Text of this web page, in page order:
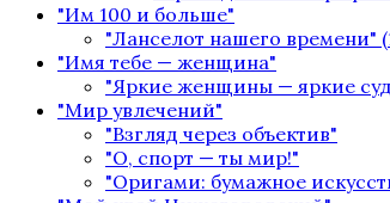
"Им 100 и больше"
"Ланселот нашего времени"
"Имя тебе — женщина"
"Яркие женщины — яркие
"Мир увлечений"
"Взгляд через объектив"
"О, спорт — ты мир!"
"Оригами: бумажное